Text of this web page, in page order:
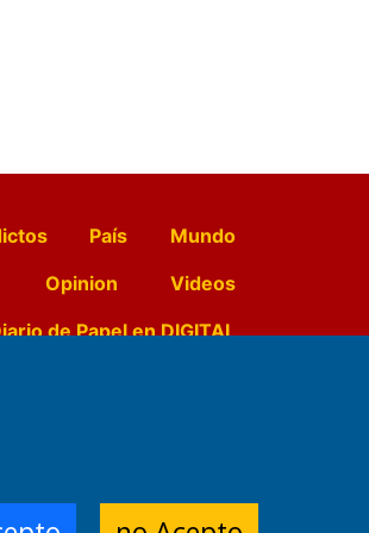
País
Mundo
Opinion
Videos
de Papel en DIGITAL